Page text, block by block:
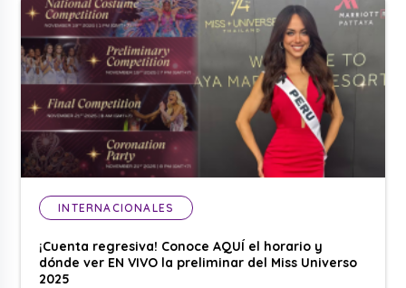
INTERNACIONALES
¡Cuenta regresiva! Conoce AQUÍ el horario y
dónde ver EN VIVO la preliminar del Miss Universo
2025